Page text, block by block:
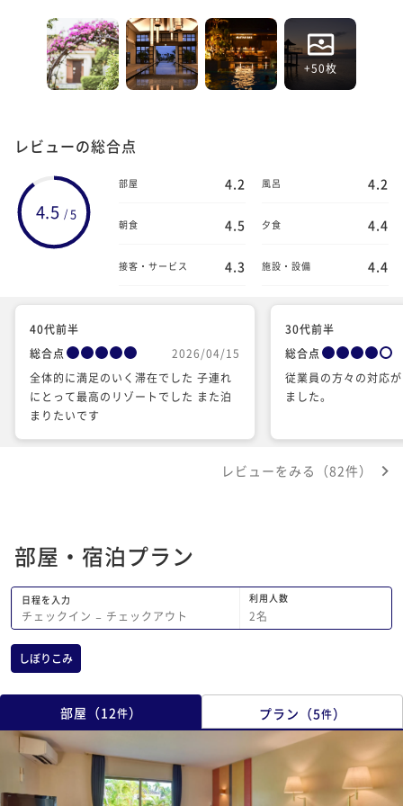
+50枚
レビューの総合点
4.5 /5
部屋 4.2 風呂 4.2
朝食 4.5 夕食 4.4
接客・サービス 4.3 施設・設備 4.4
40代前半
総合点
2026/04/15
全体的に満足のいく滞在でした 子連れ
にとって最高のリゾートでした また泊
まりたいです
30代前半
総合点
従業員の方々の対応
ました。
レビューをみる（82件）
部屋・宿泊プラン
日程を入力
チェックイン − チェックアウト
利用人数
2名
しぼりこみ
部屋 （12件） プラン （5件）